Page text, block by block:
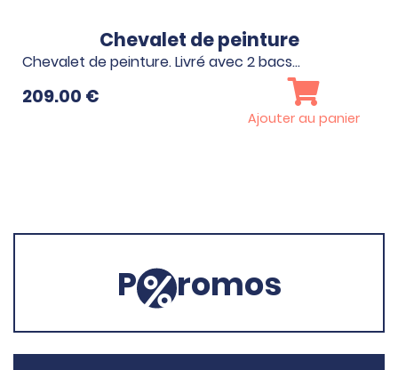
Chevalet de peinture
Chevalet de peinture. Livré avec 2 bacs…
209.00 €
Ajouter au panier
P romos